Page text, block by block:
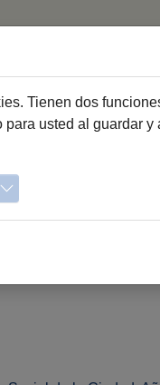
Órganos de
Tienen dos
para usted al guardar